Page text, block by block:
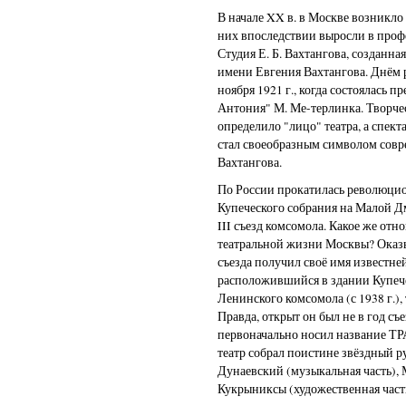
В начале XX в. в Москве
них впоследствии выросли в
Студия Е. Б. Вахтангова,
имени Евгения Вахтангова. Днём
ноября 1921 г., когда состоялась
Антония" М. Ме-терлинка.
определило "лицо" театра, а
стал своеобразным символом
Вахтангова.
По России прокатилась
Купеческого собрания на Малой
III съезд комсомола. Какое же
театральной жизни Москвы?
съезда получил своё имя
расположившийся в здании
Ленинского комсомола (с 1938
Правда, открыт он был не в год
первоначально носил название
театр собрал поистине звёздный
Дунаевский (музыкальная часть),
Кукрыниксы (художественная